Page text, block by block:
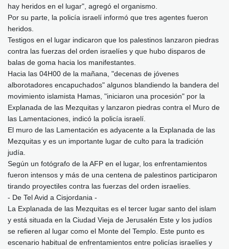
hay heridos en el lugar", agregó el organismo.
Por su parte, la policía israelí informó que tres agentes fueron
heridos.
Testigos en el lugar indicaron que los palestinos lanzaron piedras
contra las fuerzas del orden israelíes y que hubo disparos de
balas de goma hacia los manifestantes.
Hacia las 04H00 de la mañana, "decenas de jóvenes
alborotadores encapuchados" algunos blandiendo la bandera del
movimiento islamista Hamas, "iniciaron una procesión" por la
Explanada de las Mezquitas y lanzaron piedras contra el Muro de
las Lamentaciones, indicó la policía israelí.
El muro de las Lamentación es adyacente a la Explanada de las
Mezquitas y es un importante lugar de culto para la tradición
judía.
Según un fotógrafo de la AFP en el lugar, los enfrentamientos
fueron intensos y más de una centena de palestinos participaron
tirando proyectiles contra las fuerzas del orden israelíes.
- De Tel Avid a Cisjordania -
La Explanada de las Mezquitas es el tercer lugar santo del islam
y está situada en la Ciudad Vieja de Jerusalén Este y los judíos
se refieren al lugar como el Monte del Templo. Este punto es
escenario habitual de enfrentamientos entre policías israelíes y